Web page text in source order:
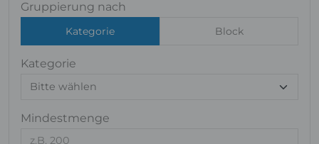
Gruppierung nach
Kategorie Block
Kategorie
Mindestmenge